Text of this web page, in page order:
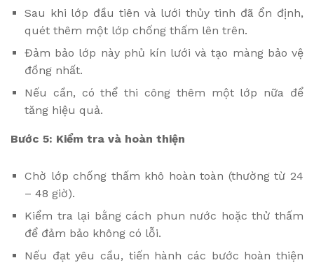
Sau khi lớp đầu tiên và lưới thủy tinh đã ổn định,
quét thêm một lớp chống thấm lên trên.
Đảm bảo lớp này phủ kín lưới và tạo màng bảo vệ
đồng nhất.
Nếu cần, có thể thi công thêm một lớp nữa để
tăng hiệu quả.
Bước 5: Kiểm tra và hoàn thiện
Chờ lớp chống thấm khô hoàn toàn (thường từ 24
– 48 giờ).
Kiểm tra lại bằng cách phun nước hoặc thử thấm
để đảm bảo không có lỗi.
Nếu đạt yêu cầu, tiến hành các bước hoàn thiện